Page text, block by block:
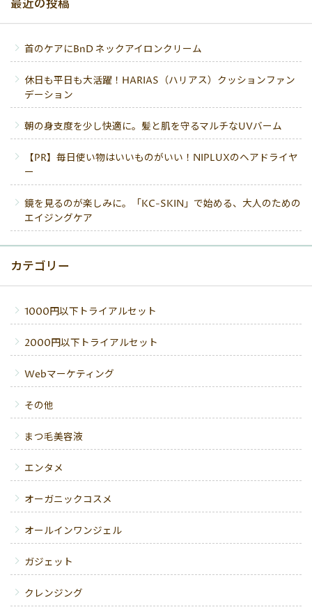
最近の投稿
首のケアにBnD ネックアイロンクリーム
休日も平日も大活躍！HARIAS（ハリアス）クッションファン
デーション
朝の身支度を少し快適に。髪と肌を守るマルチなUVバーム
【PR】毎日使い物はいいものがいい！NIPLUXのヘアドライヤ
ー
鏡を見るのが楽しみに。「KC-SKIN」で始める、大人のための
エイジングケア
カテゴリー
1000円以下トライアルセット
2000円以下トライアルセット
Webマーケティング
その他
まつ毛美容液
エンタメ
オーガニックコスメ
オールインワンジェル
ガジェット
クレンジング